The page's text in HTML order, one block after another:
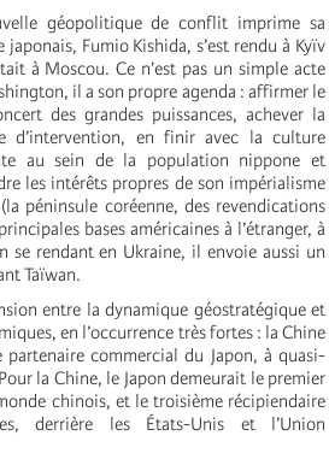
géopolitique de conflit imprime sa
Fumio Kishida, s’est rendu à Kyïv
à Moscou. Ce n’est pas un simple acte
il a son propre agenda : affirmer le
des grandes puissances, achever la
d’intervention, en finir avec la culture
au sein de la population nippone et
les intérêts propres de son impérialisme
péninsule coréenne, des revendications
bases américaines à l’étranger, à
se rendant en Ukraine, il envoie aussi un
Taïwan.
entre la dynamique géostratégique et
en l’occurrence très fortes : la Chine
commercial du Japon, à quasi-
la Chine, le Japon demeurait le premier
chinois, et le troisième récipiendaire
derrière les États-Unis et l’Union